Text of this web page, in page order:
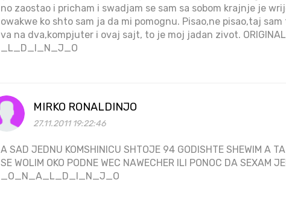
no zaostao i pricham i swadjam se sam sa sobom krajnje je
owakwe ko shto sam ja da mi pomognu. Pisao,ne pisao,taj
va na dva,kompjuter i ovaj sajt, to je moj jadan zivot.
_L_D_I_N_J_O
MIRKO RONALDINJO
27.11.2011 19:22:46
A SAD JEDNU KOMSHINICU SHTOJE 94 GODISHTE SHEWIM A
SE WOLIM OKO PODNE WEC NAWECHER ILI PONOC DA
_O_N_A_L_D_I_N_J_O